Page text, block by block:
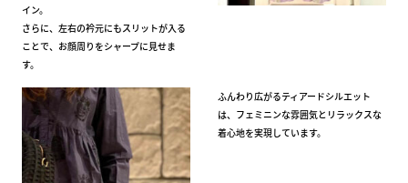
イン。
さらに、左右の衿元にもスリットが入る
ことで、お顔周りをシャープに見せま
す。
ふんわり広がるティアードシルエット
は、フェミニンな雰囲気とリラックスな
着心地を実現しています。